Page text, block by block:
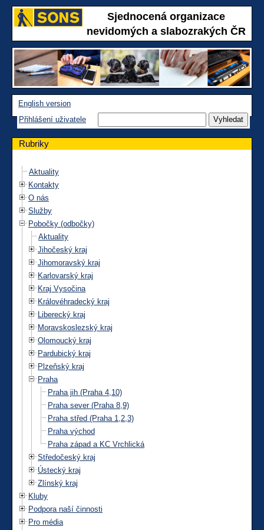
Sjednocená organizace
nevidomých a slabozrakých ČR
English version
Přihlášení uživatele
Rubriky
Aktuality
Kontakty
O nás
Služby
Pobočky (odbočky)
Aktuality
Jihočeský kraj
Jihomoravský kraj
Karlovarský kraj
Kraj Vysočina
Královéhradecký kraj
Liberecký kraj
Moravskoslezský kraj
Olomoucký kraj
Pardubický kraj
Plzeňský kraj
Praha
Praha jih (Praha 4,10)
Praha sever (Praha 8,9)
Praha střed (Praha 1,2,3)
Praha východ
Praha západ a KC Vrchlická
Středočeský kraj
Ústecký kraj
Zlínský kraj
Kluby
Podpora naší činnosti
Pro média